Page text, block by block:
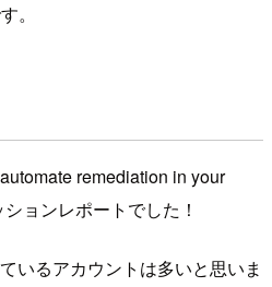
。
remediation in your
ョンレポートでした！
いるアカウントは多いと思いま